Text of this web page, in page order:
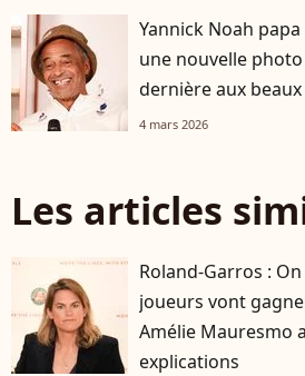
Yannick Noah
une nouvelle
dernière aux
4 mars 2026
Les articles
Roland-Garros :
joueurs vont
Amélie Mauresmo
explications